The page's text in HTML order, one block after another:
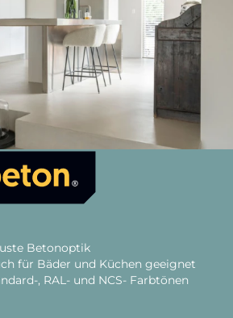
Betonoptik
für Bäder und Küchen geeignet
, RAL- und NCS- Farbtönen